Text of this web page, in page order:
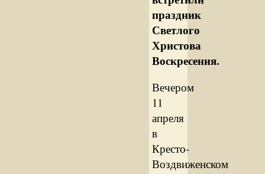
праздник
Светлого
Христова
Воскресения.
Вечером
11
апреля
в
Кресто-
Воздвиженском